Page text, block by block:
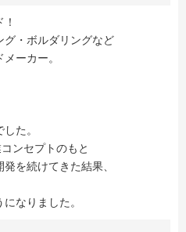
グ・ボルダリングなど
ーカー。
た。
ンセプトのもと
を続けてきた結果、
なりました。